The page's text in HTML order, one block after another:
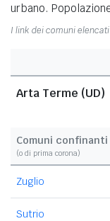
urbano.
I link dei comuni
Arta Terme (UD)
Comuni confinanti
(o di prima corona)
Zuglio
Sutrio